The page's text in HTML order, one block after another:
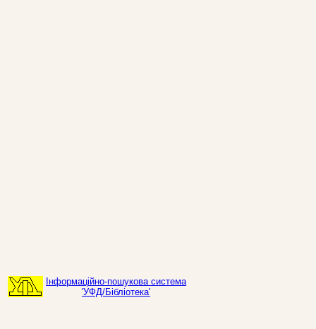
Інформаційно-пошукова система
'УФД/Бібліотека'